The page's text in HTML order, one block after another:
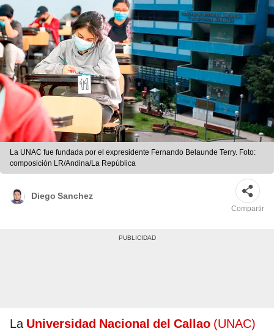
La UNAC fue fundada por el expresidente Fernando Belaunde Terry. Foto:
composición LR/Andina/La República
Diego Sanchez
Compartir
La Universidad Nacional del Callao (UNAC)